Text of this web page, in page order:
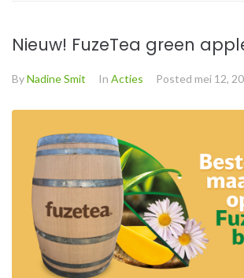
Nieuw! FuzeTea green
ByNadine Smit In Acties Posted mei 12,